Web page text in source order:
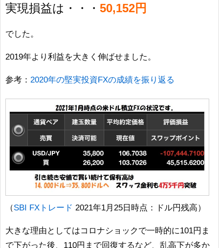
実現損益は・・・ 50,152円
でした。
2019年より利益を大きく伸ばせました。
参考： 2020年の堅実投資FXの成績を振り返る
（SBI FXトレード 2021年1月25日時点：ドル円残高）
大きな理由としてはコロナショックで一時的に101円ま
で下がった後、110円まで回復するなど、乱高下が多か